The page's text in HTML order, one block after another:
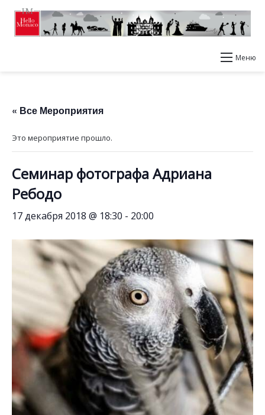
Меню
« Все Мероприятия
Это мероприятие прошло.
Семинар фотографа Адриана
Ребодо
17 декабря 2018 @ 18:30 - 20:00